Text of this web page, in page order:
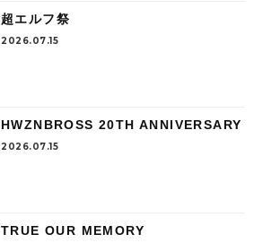
超エルフ祭
2026.07.15
HWZNBROSS 20TH ANNIVERSARY
2026.07.15
TRUE OUR MEMORY